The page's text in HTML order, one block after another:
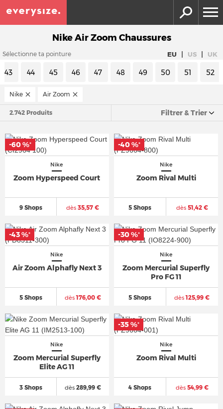
Nike Air Zoom Chaussures
Sélectionne ta pointure EU | US | UK
43 44 45 46 47 48 49 50 51 52
Nike Air Zoom
2.742 Produits Filtrer & Trier
Nike
Zoom Hyperspeed Court
9 Shops dès 35,57 €
-60 %*
Nike
Zoom Rival Multi
5 Shops dès51,42 €
-40 %*
Nike
Air Zoom Alphafly Next 3
5 Shops dès176,00 €
-43 %*
Nike
Zoom Mercurial Superfly
Pro FG 11
5 Shops dès125,99 €
-30 %*
Nike
Zoom Mercurial Superfly
Elite AG 11
3 Shops dès289,99 €
Nike
Zoom Rival Multi
4 Shops dès54,99 €
-35 %*